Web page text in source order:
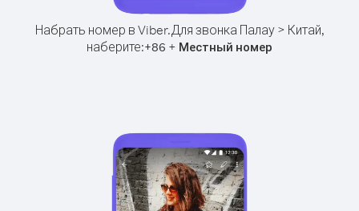
Набрать номер в Viber.Для звонка Палау > Китай,
наберите:+86 + Местный номер